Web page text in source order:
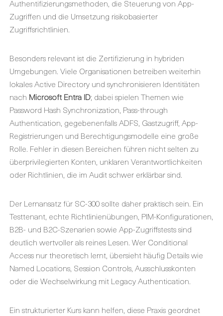
Authentifizierungsmethoden, die Steuerung von App-
Zugriffen und die Umsetzung risikobasierter
Zugriffsrichtlinien.
Besonders relevant ist die Zertifizierung in hybriden
Umgebungen. Viele Organisationen betreiben weiterhin
lokales Active Directory und synchronisieren Identitäten
nach Microsoft Entra ID; dabei spielen Themen wie
Password Hash Synchronization, Pass-through
Authentication, gegebenenfalls ADFS, Gastzugriff, App-
Registrierungen und Berechtigungsmodelle eine große
Rolle. Fehler in diesen Bereichen führen nicht selten zu
überprivilegierten Konten, unklaren Verantwortlichkeiten
oder Richtlinien, die im Audit schwer erklärbar sind.
Der Lernansatz für SC-300 sollte daher praktisch sein. Ein
Testtenant, echte Richtlinienübungen, PIM-Konfigurationen,
B2B- und B2C-Szenarien sowie App-Zugriffstests sind
deutlich wertvoller als reines Lesen. Wer Conditional
Access nur theoretisch lernt, übersieht häufig Details wie
Named Locations, Session Controls, Ausschlusskonten
oder die Wechselwirkung mit Legacy Authentication.
Ein strukturierter Kurs kann helfen, diese Praxis geordnet